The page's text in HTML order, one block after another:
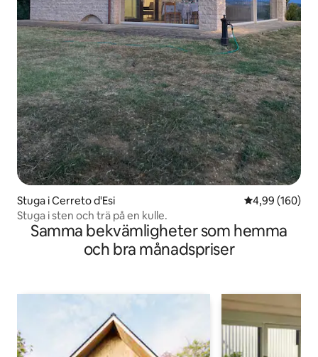
Stuga i Cerreto d'Esi 4,99 av 5 i
4,99 (160)
Stuga i sten och trä på en kulle.
Samma bekvämligheter som hemma
och bra månadspriser